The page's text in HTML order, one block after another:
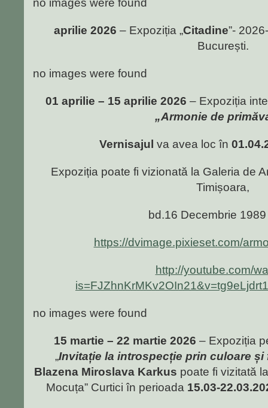
no images were found
aprilie 2026 – Expoziția „Citadine”-
București.
no images were found
01 aprilie – 15 aprilie 2026 – Expoziția
„Armonie de
Vernisajul va avea loc în
Expoziția poate fi vizionată la Galeria de
Timișoara,
bd.16 Decembrie
https://dvimage.pixieset.com/
http://youtube.com/
no images were found
15 martie – 22 martie 2026 – Expoziția
„Invitație la introspecție prin culoare și
Blazena Miroslava Karkus poate fi vizitată
Mocuța” Curtici în perioada 15.03-